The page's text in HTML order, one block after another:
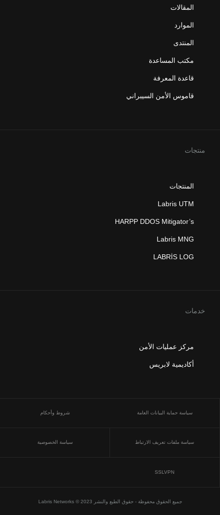
المقالات
الموارد
المنتدى
مكتب المساعدة
قاعدة المعرفة
قاموس الأمن السيبراني
منتجات
المنتجات
Labris UTM
HARPP DDOS Mitigator’s
Labris MNG
LABRİS LOG
خدمات
مركز عمليات الأمن
أكاديمية لابريس
سياسة حماية البيانات العامة شروط وأحكام
سياسة ملفات تعريف الارتباط سياسة الخصوصية
SSLVPN
جميع الحقوق محفوظة - حقوق الطبع والنشر 2023 © Labris Networks